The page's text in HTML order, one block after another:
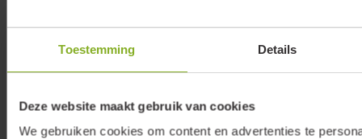
Toestemming Details
Deze website maakt gebruik van cookies
We gebruiken cookies om content en advertenties te